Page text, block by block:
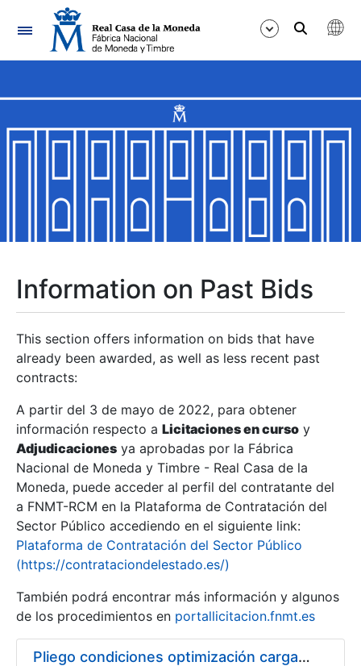
Navigation
Show/Hide
Show/Hide
Show/Hide
Show/Hide
Show/Hide
Information on Past Bids
This section offers information on bids that have
already been awarded, as well as less recent past
contracts:
A partir del 3 de mayo de 2022, para obtener
información respecto a Licitaciones en curso y
Adjudicaciones ya aprobadas por la Fábrica
Nacional de Moneda y Timbre - Real Casa de la
Moneda, puede acceder al perfil del contratante del
a FNMT-RCM en la Plataforma de Contratación del
Sector Público accediendo en el siguiente link:
Plataforma de Contratación del Sector Público
(https://contrataciondelestado.es/)
También podrá encontrar más información y algunos
de los procedimientos en portallicitacion.fnmt.es
Pliego condiciones optimización cargas compras firmado